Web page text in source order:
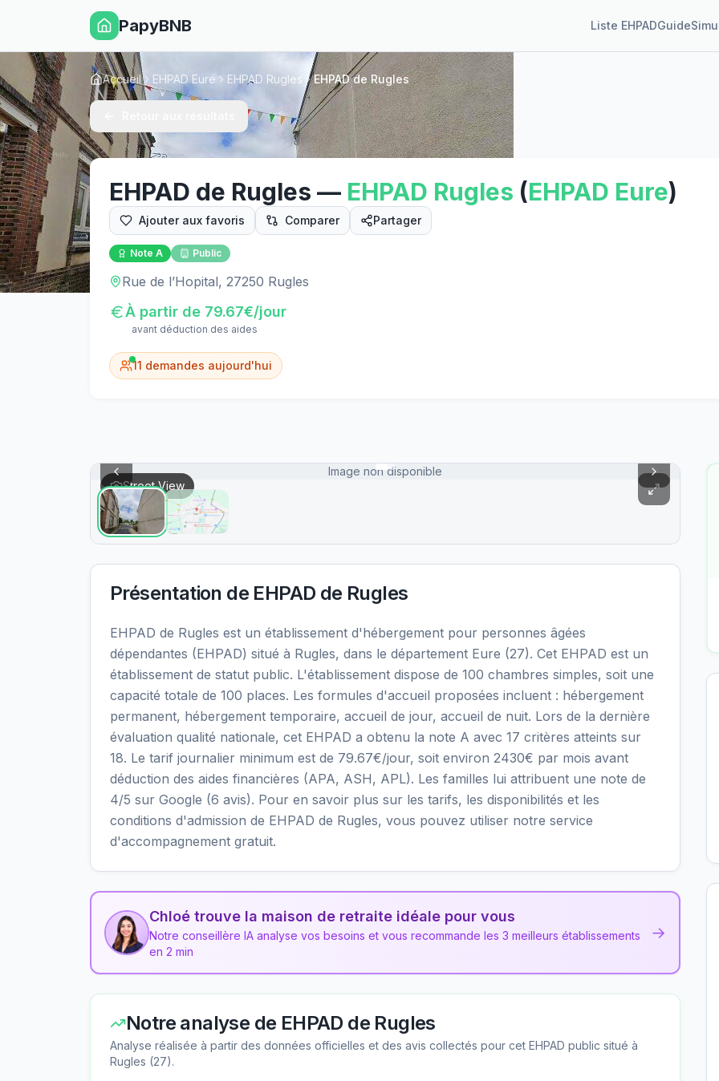
PapyBNB Liste EHPADGuide
Accueil EHPAD Eure EHPAD Rugles EHPAD de Rugles
EHPAD de Rugles — EHPAD Rugles (EHPAD Eure)
Ajouter aux favoris Comparer Partager
Note A Public
Rue de l’Hopital, 27250 Rugles
À partir de 79.67€/jour
avant déduction des aides
11 demandes aujourd'hui
Image non disponible
Street View
Présentation de EHPAD de Rugles
EHPAD de Rugles est un établissement d'hébergement pour personnes âgées
dépendantes (EHPAD) situé à Rugles, dans le département Eure (27). Cet EHPAD est un
établissement de statut public. L'établissement dispose de 100 chambres simples, soit une
capacité totale de 100 places. Les formules d'accueil proposées incluent : hébergement
permanent, hébergement temporaire, accueil de jour, accueil de nuit. Lors de la dernière
évaluation qualité nationale, cet EHPAD a obtenu la note A avec 17 critères atteints sur
18. Le tarif journalier minimum est de 79.67€/jour, soit environ 2430€ par mois avant
déduction des aides financières (APA, ASH, APL). Les familles lui attribuent une note de
4/5 sur Google (6 avis). Pour en savoir plus sur les tarifs, les disponibilités et les
conditions d'admission de EHPAD de Rugles, vous pouvez utiliser notre service
d'accompagnement gratuit.
Chloé trouve la maison de retraite idéale pour vous
Notre conseillère IA analyse vos besoins et vous recommande les 3 meilleurs établissements
en 2 min
→
Notre analyse de EHPAD de Rugles
Analyse réalisée à partir des données officielles et des avis collectés pour cet EHPAD public situé à
Rugles (27).